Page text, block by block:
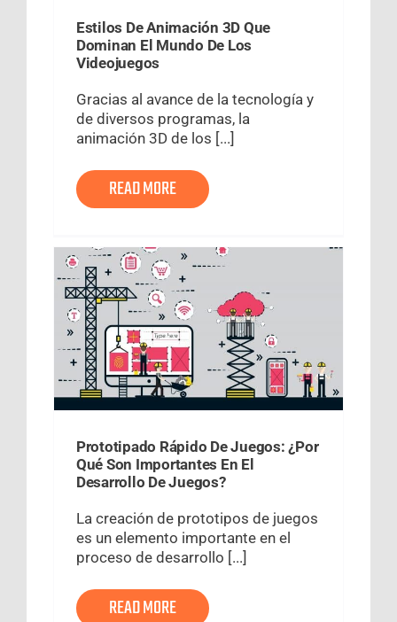
Estilos De Animación 3D Que
Dominan El Mundo De Los
Videojuegos
Gracias al avance de la tecnología y
de diversos programas, la
animación 3D de los [...]
READ MORE
Prototipado Rápido De Juegos: ¿Por
Qué Son Importantes En El
Desarrollo De Juegos?
La creación de prototipos de juegos
es un elemento importante en el
proceso de desarrollo [...]
READ MORE